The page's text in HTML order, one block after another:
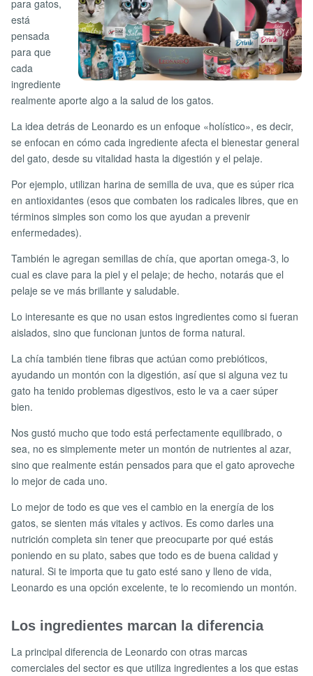
para gatos,
está
pensada
para que
cada
ingrediente
realmente aporte algo a la salud de los gatos.
La idea detrás de Leonardo es un enfoque «holístico», es decir,
se enfocan en cómo cada ingrediente afecta el bienestar general
del gato, desde su vitalidad hasta la digestión y el pelaje.
Por ejemplo, utilizan harina de semilla de uva, que es súper rica
en antioxidantes (esos que combaten los radicales libres, que en
términos simples son como los que ayudan a prevenir
enfermedades).
También le agregan semillas de chía, que aportan omega-3, lo
cual es clave para la piel y el pelaje; de hecho, notarás que el
pelaje se ve más brillante y saludable.
Lo interesante es que no usan estos ingredientes como si fueran
aislados, sino que funcionan juntos de forma natural.
La chía también tiene fibras que actúan como prebióticos,
ayudando un montón con la digestión, así que si alguna vez tu
gato ha tenido problemas digestivos, esto le va a caer súper
bien.
Nos gustó mucho que todo está perfectamente equilibrado, o
sea, no es simplemente meter un montón de nutrientes al azar,
sino que realmente están pensados para que el gato aproveche
lo mejor de cada uno.
Lo mejor de todo es que ves el cambio en la energía de los
gatos, se sienten más vitales y activos. Es como darles una
nutrición completa sin tener que preocuparte por qué estás
poniendo en su plato, sabes que todo es de buena calidad y
natural. Si te importa que tu gato esté sano y lleno de vida,
Leonardo es una opción excelente, te lo recomiendo un montón.
Los ingredientes marcan la diferencia
La principal diferencia de Leonardo con otras marcas
comerciales del sector es que utiliza ingredientes a los que estas